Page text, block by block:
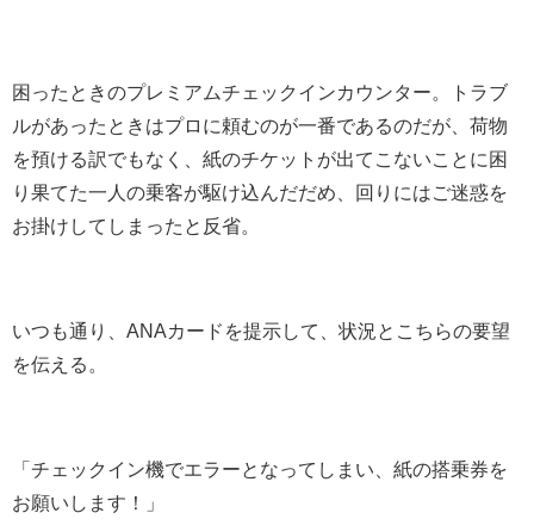
困ったときのプレミアムチェックインカウンター。トラブ
ルがあったときはプロに頼むのが一番であるのだが、荷物
を預ける訳でもなく、紙のチケットが出てこないことに困
り果てた一人の乗客が駆け込んだだめ、回りにはご迷惑を
お掛けしてしまったと反省。
いつも通り、ANAカードを提示して、状況とこちらの要望
を伝える。
「チェックイン機でエラーとなってしまい、紙の搭乗券を
お願いします！」